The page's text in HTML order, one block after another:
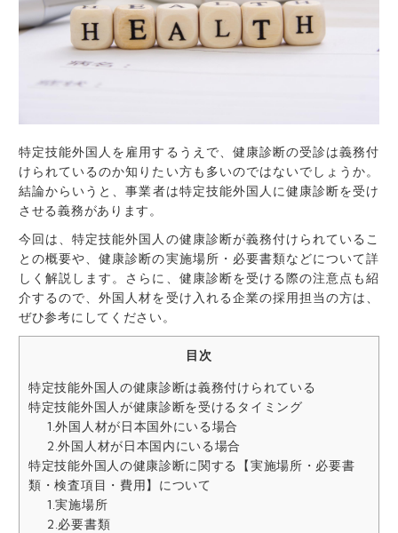
特定技能外国人を雇用するうえで、健康診断の受診は義務付
けられているのか知りたい方も多いのではないでしょうか。
結論からいうと、事業者は特定技能外国人に健康診断を受け
させる義務があります。
今回は、特定技能外国人の健康診断が義務付けられているこ
との概要や、健康診断の実施場所・必要書類などについて詳
しく解説します。さらに、健康診断を受ける際の注意点も紹
介するので、外国人材を受け入れる企業の採用担当の方は、
ぜひ参考にしてください。
目次
特定技能外国人の健康診断は義務付けられている
特定技能外国人が健康診断を受けるタイミング
1.外国人材が日本国外にいる場合
2.外国人材が日本国内にいる場合
特定技能外国人の健康診断に関する【実施場所・必要書
類・検査項目・費用】について
1.実施場所
2.必要書類